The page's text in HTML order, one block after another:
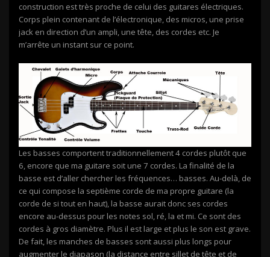
construction est très proche de celui des guitares électriques.
Corps plein contenant de l’électronique, des micros, une prise
jack en direction d’un ampli, une tête, des cordes etc. Je
m’arrête un instant sur ce point.
Les basses comportent traditionnellement 4 cordes plutôt que
6, encore que ma guitare soit une 7 cordes. La finalité de la
basse est d’aller chercher les fréquences… basses. Au-delà, de
ce qui compose la septième corde de ma propre guitare (la
corde de si tout en haut), la basse aurait donc ses cordes
encore au-dessus pour les notes sol, ré, la et mi. Ce sont des
cordes à gros diamètre. Plus il est large et plus le son est grave.
De fait, les manches de basses sont aussi plus longs pour
augmenter le diapason (la distance entre sillet de tête et de